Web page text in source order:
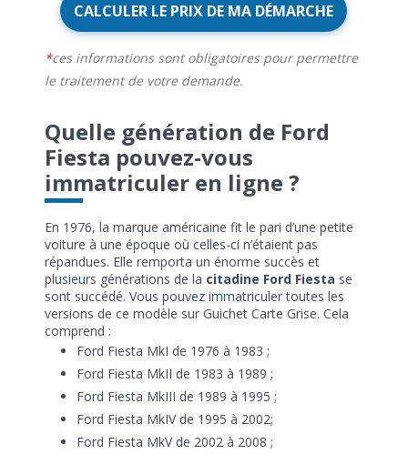
CALCULER LE PRIX DE MA DÉMARCHE
ces informations sont obligatoires pour permettre
le traitement de votre demande.
Quelle génération de Ford
Fiesta pouvez-vous
immatriculer en ligne ?
En 1976, la marque américaine fit le pari d’une petite
voiture à une époque où celles-ci n’étaient pas
répandues. Elle remporta un énorme succès et
plusieurs générations de la citadine Ford Fiesta se
sont succédé. Vous pouvez immatriculer toutes les
versions de ce modèle sur Guichet Carte Grise. Cela
comprend :
Ford Fiesta MkI de 1976 à 1983 ;
Ford Fiesta MkII de 1983 à 1989 ;
Ford Fiesta MkIII de 1989 à 1995 ;
Ford Fiesta MkIV de 1995 à 2002;
Ford Fiesta MkV de 2002 à 2008 ;